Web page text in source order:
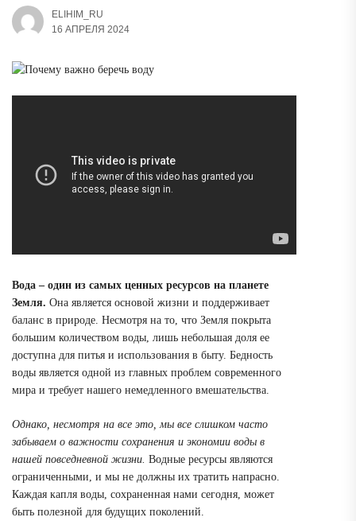
ELIHIM_RU
16 АПРЕЛЯ 2024
Вода – один из самых ценных ресурсов на планете
Земля. Она является основой жизни и поддерживает
баланс в природе. Несмотря на то, что Земля покрыта
большим количеством воды, лишь небольшая доля ее
доступна для питья и использования в быту. Бедность
воды является одной из главных проблем современного
мира и требует нашего немедленного вмешательства.
Однако, несмотря на все это, мы все слишком часто
забываем о важности сохранения и экономии воды в
нашей повседневной жизни. Водные ресурсы являются
ограниченными, и мы не должны их тратить напрасно.
Каждая капля воды, сохраненная нами сегодня, может
быть полезной для будущих поколений.